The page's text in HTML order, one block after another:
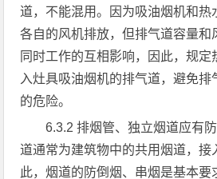
道，不能混用。因为吸油烟机和热
各自的风机排放，但排气道容量和
同时工作的互相影响，因此，规
入灶具吸油烟机的排气道，避免排
的危险。
6.3.2 排烟管、独立烟道应有
道通常为建筑物中的共用烟道，接
此，烟道的防倒烟、串烟是基本要